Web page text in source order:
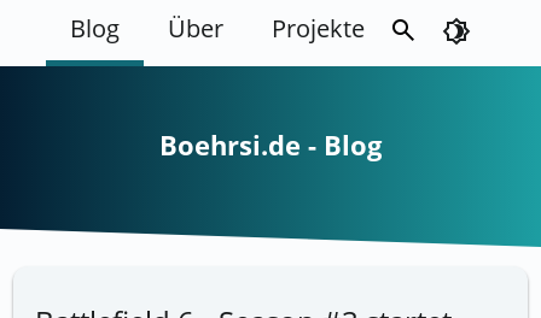
Blog Über Projekte search brightness_4
Boehrsi.de - Blog